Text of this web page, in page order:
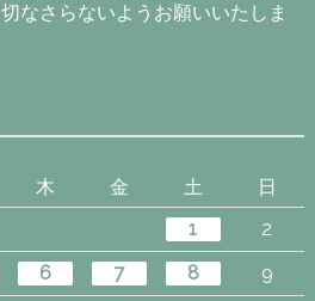
なさらないようお願いいたしま
木 金 土
日
1
2
6 7 8
9